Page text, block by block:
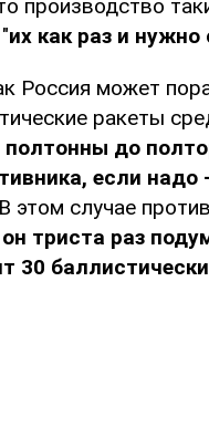
производство
их как раз и нужно
Россия может
ракеты
полтонны до
если
этом случае
он триста раз
30